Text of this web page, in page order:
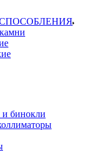
бинокли